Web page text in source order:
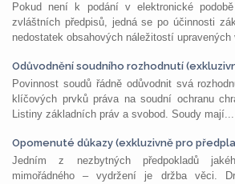
Pokud není k podání v elektronické
zvláštních předpisů, jedná se po účinnosti
nedostatek obsahových náležitostí upravených
Odůvodnění soudního rozhodnutí
Povinnost soudů řádně odůvodnit svá
klíčových prvků práva na soudní ochranu
Listiny základních práv a svobod. Soudy mají...
Opomenuté důkazy (exkluzivně pro
Jedním z nezbytných předpokladů
mimořádného – vydržení je držba věci.